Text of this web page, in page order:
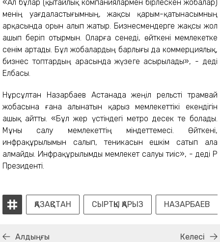
«Ал бұлар (қытайлық компаниялармен бірлескен жобалар)
менің уағдаластығымның, жақсы қарым-қатынасымның
арқасында орын алып жатыр. Бизнесмендерге жақсы жол
ашып беріп отырмын. Оларға сенеді, өйткені мемлекетке
сенім артады. Бұл жобалардың барлығы да коммерциялық,
бизнес топтардың арасында жүзеге асырылады», - деді
Елбасы.
Нұрсұлтан Назарбаев Астанада жеңіл рельсті трамвай
жобасына ғана алынатын қарыз мемлекеттікі екендігін
ашық айтты. «Бұл жер үстіндегі метро десек те болады.
Мұны салу мемлекеттің міндеттемесі. Өйткені,
инфрақұрылымын салып, теникасын ешкім сатып ала
алмайды. Инфрақұрылымды мемлекет салуы тиіс», - деді ҚР
Президенті.
ҚАЗАҚСТАН СЫРТҚЫ ҚАРЫЗ НАЗАРБАЕВ
Алдыңғы Келесі